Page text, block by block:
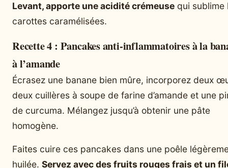
Levant, apporte une acidité crémeuse qui sublime
carottes caramélisées.
Recette 4 : Pancakes anti-inflammatoires à la
à l’amande
Écrasez une banane bien mûre, incorporez deux
deux cuillères à soupe de farine d’amande et une
de curcuma. Mélangez jusqu’à obtenir une pâte
homogène.
Faites cuire ces pancakes dans une poêle
huilée. Servez avec des fruits rouges frais et un